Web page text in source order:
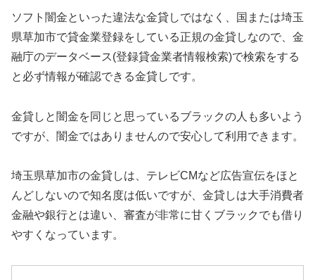
ソフト闇金といった違法な金貸しではなく、国または埼玉
県草加市で貸金業登録をしている正規の金貸しなので、金
融庁のデータベース(登録貸金業者情報検索)で検索をする
と必ず情報が確認できる金貸しです。
金貸しと闇金を同じと思っているブラックの人も多いよう
ですが、闇金ではありませんので安心して利用できます。
埼玉県草加市の金貸しは、テレビCMなど広告宣伝をほと
んどしないので知名度は低いですが、金貸しは大手消費者
金融や銀行とは違い、審査が非常に甘くブラックでも借り
やすくなっています。